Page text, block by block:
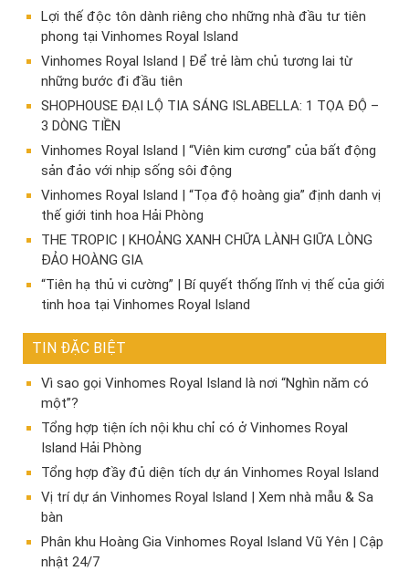
Lợi thế độc tôn dành riêng cho những nhà đầu tư tiên
phong tại Vinhomes Royal Island
Vinhomes Royal Island | Để trẻ làm chủ tương lai từ
những bước đi đầu tiên
SHOPHOUSE ĐẠI LỘ TIA SÁNG ISLABELLA: 1 TỌA ĐỘ –
3 DÒNG TIỀN
Vinhomes Royal Island | “Viên kim cương” của bất động
sản đảo với nhịp sống sôi động
Vinhomes Royal Island | “Tọa độ hoàng gia” định danh vị
thế giới tinh hoa Hải Phòng
THE TROPIC | KHOẢNG XANH CHỮA LÀNH GIỮA LÒNG
ĐẢO HOÀNG GIA
“Tiên hạ thủ vi cường” | Bí quyết thống lĩnh vị thế của giới
tinh hoa tại Vinhomes Royal Island
TIN ĐẶC BIỆT
Vì sao gọi Vinhomes Royal Island là nơi “Nghìn năm có
một”?
Tổng hợp tiện ích nội khu chỉ có ở Vinhomes Royal
Island Hải Phòng
Tổng hợp đầy đủ diện tích dự án Vinhomes Royal Island
Vị trí dự án Vinhomes Royal Island | Xem nhà mẫu & Sa
bàn
Phân khu Hoàng Gia Vinhomes Royal Island Vũ Yên | Cập
nhật 24/7